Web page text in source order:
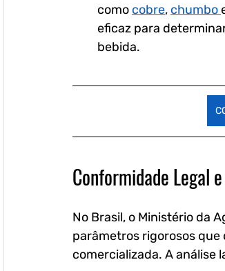
como cobre, chumbo
eficaz para
bebida.
Conformidade Legal
No Brasil, o Ministério da
parâmetros rigorosos
comercializada. A análise